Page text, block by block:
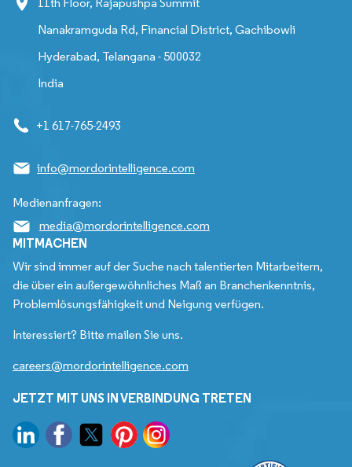
Nanakramguda Rd, Financial District, Gachibowli
Hyderabad, Telangana - 500032
India
+1 617-765-2493
info@mordorintelligence.com
Medienanfragen:
media@mordorintelligence.com
MITMACHEN
Wir sind immer auf der Suche nach talentierten Mitarbeitern,
die über ein außergewöhnliches Maß an Branchenkenntnis,
Problemlösungsfähigkeit und Neigung verfügen.
Interessiert? Bitte mailen Sie uns.
careers@mordorintelligence.com
JETZT MIT UNS IN VERBINDUNG TRETEN